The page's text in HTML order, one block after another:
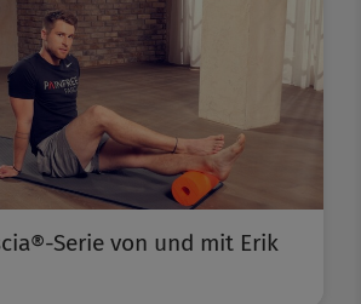
Serie von und mit Erik